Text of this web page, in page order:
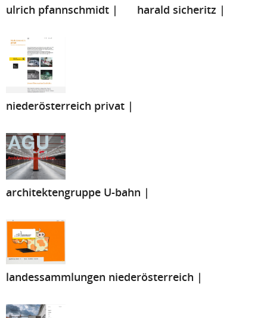
ulrich pfannschmidt | harald sicheritz |
niederösterreich privat |
architektengruppe U-bahn |
landessammlungen niederösterreich |